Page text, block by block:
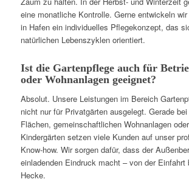
eine monatliche Kontrolle. Gerne entwickeln
in Hafen ein individuelles Pflegekonzept, das
natürlichen Lebenszyklen orientiert.
Ist die Gartenpflege auch für
oder Wohnanlagen geeignet?
Absolut. Unsere Leistungen im Bereich
nicht nur für Privatgärten ausgelegt. Gerade
Flächen, gemeinschaftlichen Wohnanlagen
Kindergärten setzen viele Kunden auf unser
Know-how. Wir sorgen dafür, dass der
einladenden Eindruck macht – von der
Hecke.